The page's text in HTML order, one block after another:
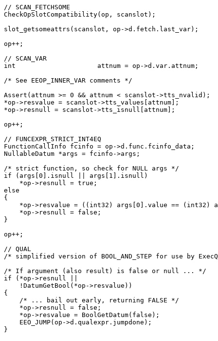
// SCAN_FETCHSOME
CheckOpSlotCompatibility(op, scanslot);
slot_getsomeattrs(scanslot, op->d.fetch.last_var);
op++;
// SCAN_VAR
int			attnum = op->d.var.attnum;
/* See EEOP_INNER_VAR comments */
Assert(attnum >= 0 && attnum < scanslot->tts_nvalid);
*op->resvalue = scanslot->tts_values[attnum];
*op->resnull = scanslot->tts_isnull[attnum];
op++;
// FUNCEXPR_STRICT_INT4EQ
FunctionCallInfo fcinfo = op->d.func.fcinfo_data;
NullableDatum *args = fcinfo->args;
/* strict function, so check for NULL args */
if (args[0].isnull || args[1].isnull)
    *op->resnull = true;
else
{
*op->resvalue = ((int32) args[0].value == (int32)
    *op->resnull = false;
}
op++;
// QUAL
/* simplified version of BOOL_AND_STEP for use by
/* If argument (also result) is false or null ... */
if (*op->resnull ||
    !DatumGetBool(*op->resvalue))
{
    /* ... bail out early, returning FALSE */
    *op->resnull = false;
    *op->resvalue = BoolGetDatum(false);
    EEO_JUMP(op->d.qualexpr.jumpdone);
}